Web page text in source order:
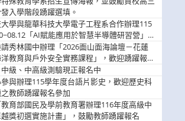
入學階段踴躍選填。
學與龍華科技大學電子工程系合作辦理115
「AI賦能應用於智慧半導體研習營」，
名參加
秀林國中辦理「2026面山面海論壇－花蓮
教育與戶外安全實務課程」，歡迎踴躍報名
中級、中高級測驗現正報名中
與辦理115學年度台語片影史，歡迎歷史科
教師踴躍報名參加
育部國民及學前教育署辦理116年度高級中
獎初選實施計畫」，鼓勵教師踴躍報名